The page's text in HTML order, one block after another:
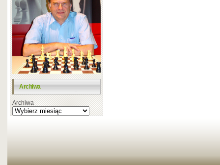
Archiwa
Archiwa